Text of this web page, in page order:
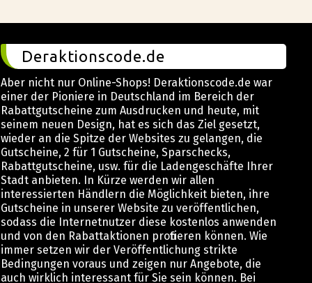
Deraktionscode.de
Aber nicht nur Online-Shops! Deraktionscode.de war
einer der Pioniere in Deutschland im Bereich der
Rabattgutscheine zum Ausdrucken und heute, mit
seinem neuen Design, hat es sich das Ziel gesetzt,
wieder an die Spitze der Websites zu gelangen, die
Gutscheine, 2 für 1 Gutscheine, Sparschecks,
Rabattgutscheine, usw. für die Ladengeschäfte Ihrer
Stadt anbieten. In Kürze werden wir allen
interessierten Händlern die Möglichkeit bieten, ihre
Gutscheine in unserer Website zu veröffentlichen,
sodass die Internetnutzer diese kostenlos anwenden
und von den Rabattaktionen profitieren können. Wie
immer setzen wir der Veröffentlichung strikte
Bedingungen voraus und zeigen nur Angebote, die
auch wirklich interessant für Sie sein können. Bei